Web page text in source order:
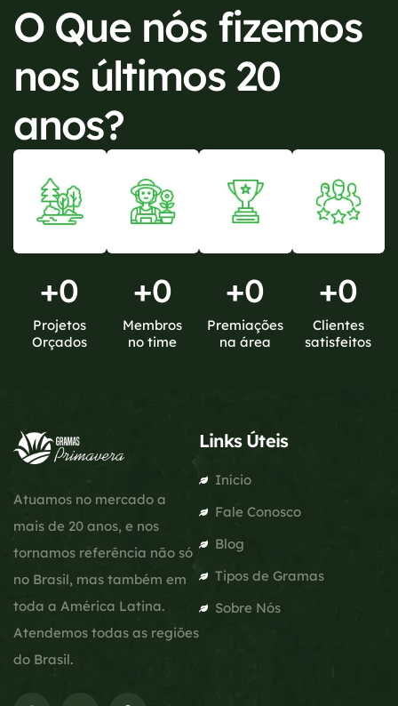
O Que nós fizemos
nos últimos 20
anos?
+0
Projetos
Orçados
+0
Membros
no time
+0
Premiações
na área
+0
Clientes
satisfeitos
Atuamos no mercado a
mais de 20 anos, e nos
tornamos referência não só
no Brasil, mas também em
toda a América Latina.
Atendemos todas as regiões
do Brasil.
Links Úteis
Início
Fale Conosco
Blog
Tipos de Gramas
Sobre Nós